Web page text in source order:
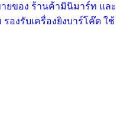
ยของ ร้านค้ามินิมาร์ท และ
องรับเครื่องยิงบาร์โค๊ด ใช้